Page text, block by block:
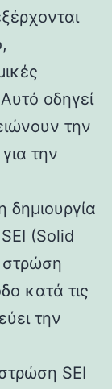
οδηγεί
την
την
δημιουργία
(Solid
κατά τις
την
SEI